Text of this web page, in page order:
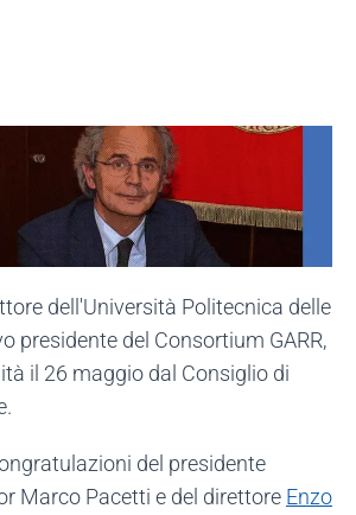
dell'Università Politecnica delle
presidente del Consortium GARR,
il 26 maggio dal Consiglio di
del presidente
Marco Pacetti e del direttore Enzo